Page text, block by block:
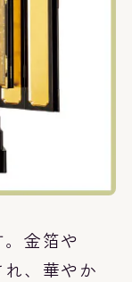
金箔や
、華やか